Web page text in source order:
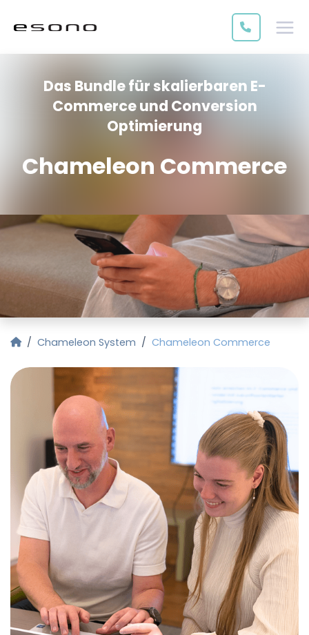
Das Bundle für skalierbaren E-
Commerce und Conversion
Optimierung
Chameleon Commerce
Startseite
Chameleon System Chameleon Commerce